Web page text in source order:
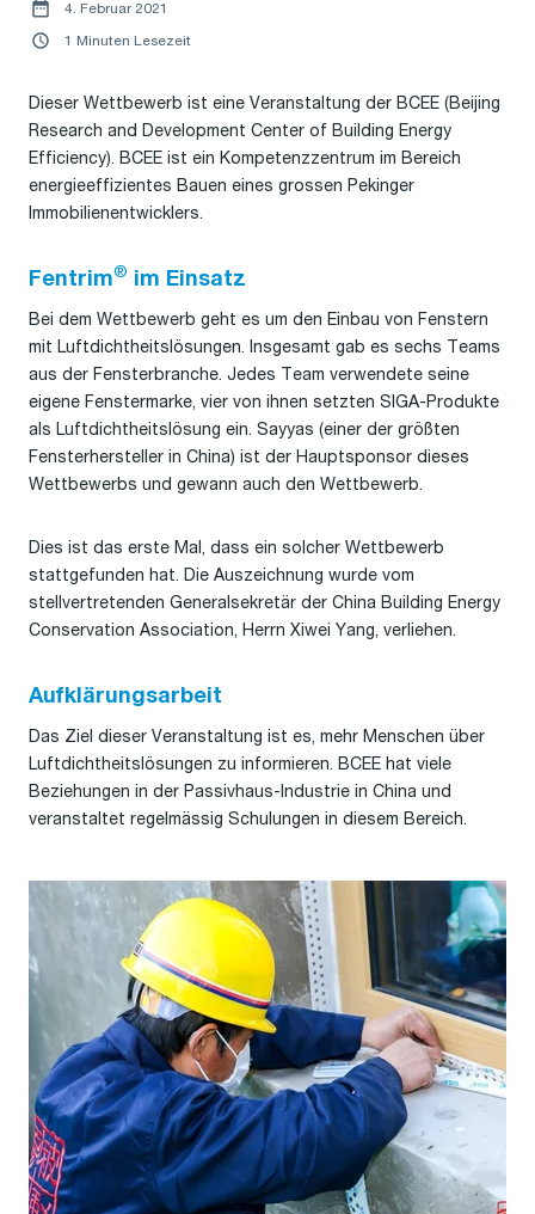
4. Februar 2021
1 Minuten Lesezeit
Dieser Wettbewerb ist eine Veranstaltung der BCEE (Beijing
Research and Development Center of Building Energy
Efficiency). BCEE ist ein Kompetenzzentrum im Bereich
energieeffizientes Bauen eines grossen Pekinger
Immobilienentwicklers.
Fentrim® im Einsatz
Bei dem Wettbewerb geht es um den Einbau von Fenstern
mit Luftdichtheitslösungen. Insgesamt gab es sechs Teams
aus der Fensterbranche. Jedes Team verwendete seine
eigene Fenstermarke, vier von ihnen setzten SIGA-Produkte
als Luftdichtheitslösung ein. Sayyas (einer der größten
Fensterhersteller in China) ist der Hauptsponsor dieses
Wettbewerbs und gewann auch den Wettbewerb.
Dies ist das erste Mal, dass ein solcher Wettbewerb
stattgefunden hat. Die Auszeichnung wurde vom
stellvertretenden Generalsekretär der China Building Energy
Conservation Association, Herrn Xiwei Yang, verliehen.
Aufklärungsarbeit
Das Ziel dieser Veranstaltung ist es, mehr Menschen über
Luftdichtheitslösungen zu informieren. BCEE hat viele
Beziehungen in der Passivhaus-Industrie in China und
veranstaltet regelmässig Schulungen in diesem Bereich.